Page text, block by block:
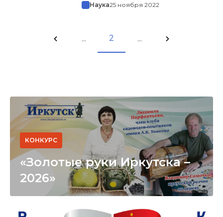
Наука25 ноября 2022
... 2 ...
КОНКУРС
«Золотые руки Иркутска –
2026»